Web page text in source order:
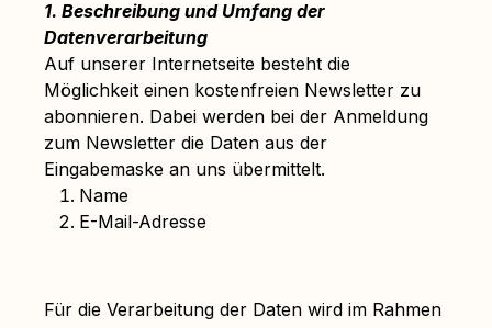
1. Beschreibung und Umfang der
Datenverarbeitung
Auf unserer Internetseite besteht die
Möglichkeit einen kostenfreien Newsletter zu
abonnieren. Dabei werden bei der Anmeldung
zum Newsletter die Daten aus der
Eingabemaske an uns übermittelt.
Name
E-Mail-Adresse
Für die Verarbeitung der Daten wird im Rahmen